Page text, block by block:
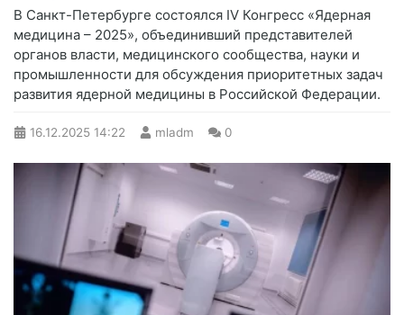
В Санкт-Петербурге состоялся IV Конгресс «Ядерная
медицина – 2025», объединивший представителей
органов власти, медицинского сообщества, науки и
промышленности для обсуждения приоритетных задач
развития ядерной медицины в Российской Федерации.
16.12.2025 14:22 mladm 0